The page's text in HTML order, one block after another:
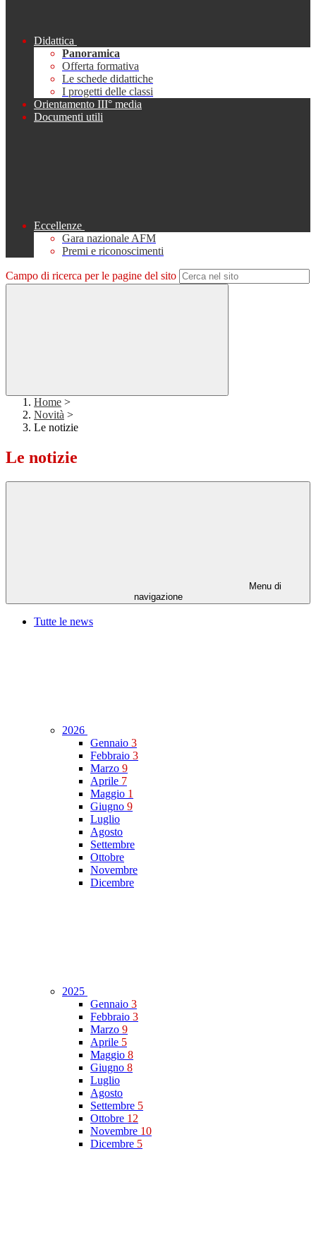
Didattica
Panoramica
Offerta formativa
Le schede didattiche
I progetti delle classi
Orientamento III° media
Documenti utili
Eccellenze
Gara nazionale AFM
Premi e riconoscimenti
Campo di ricerca per le pagine del sito
Home >
Novità >
Le notizie
Le notizie
Menu di
navigazione
Tutte le news
2026
Gennaio 3
Febbraio 3
Marzo 9
Aprile 7
Maggio 1
Giugno 9
Luglio
Agosto
Settembre
Ottobre
Novembre
Dicembre
2025
Gennaio 3
Febbraio 3
Marzo 9
Aprile 5
Maggio 8
Giugno 8
Luglio
Agosto
Settembre 5
Ottobre 12
Novembre 10
Dicembre 5